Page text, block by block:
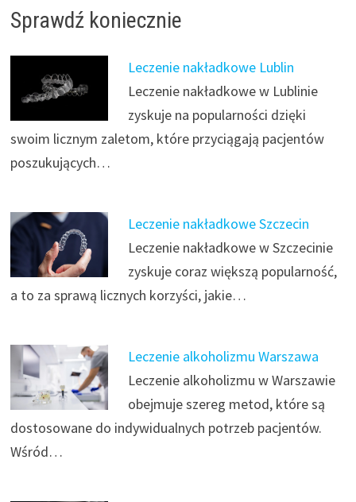
Sprawdź koniecznie
Leczenie nakładkowe Lublin
Leczenie nakładkowe w Lublinie
zyskuje na popularności dzięki
swoim licznym zaletom, które przyciągają pacjentów
poszukujących…
Leczenie nakładkowe Szczecin
Leczenie nakładkowe w Szczecinie
zyskuje coraz większą popularność,
a to za sprawą licznych korzyści, jakie…
Leczenie alkoholizmu Warszawa
Leczenie alkoholizmu w Warszawie
obejmuje szereg metod, które są
dostosowane do indywidualnych potrzeb pacjentów.
Wśród…